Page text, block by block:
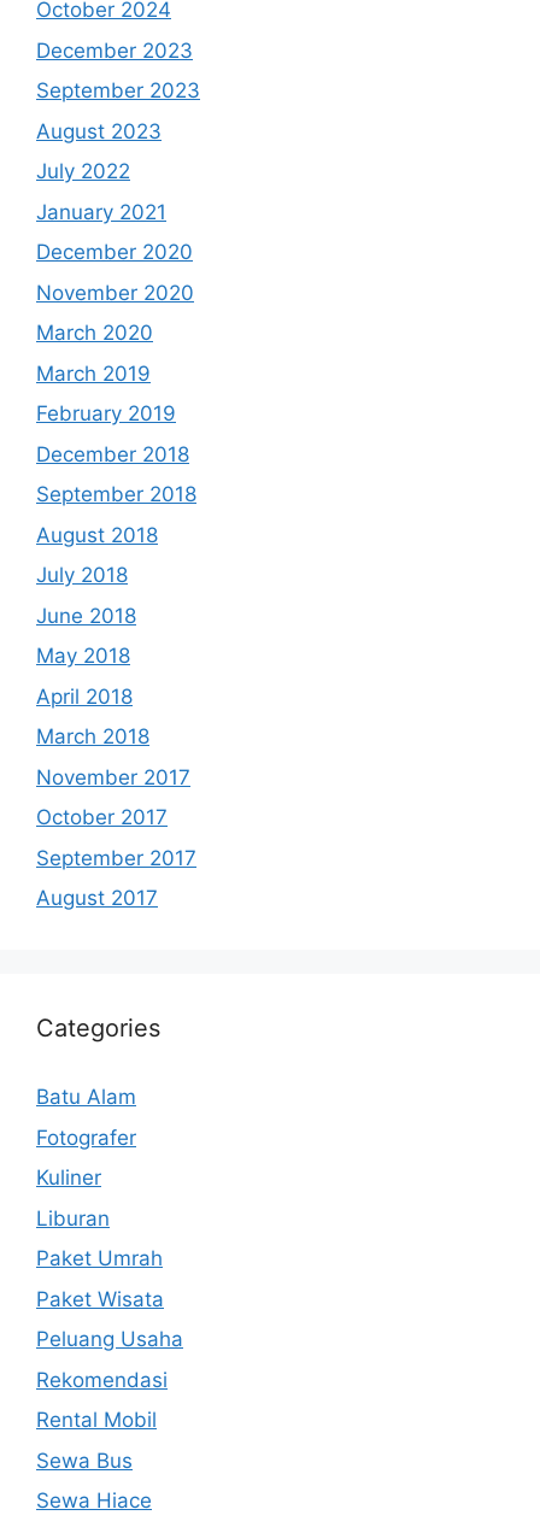
October 2024
December 2023
September 2023
August 2023
July 2022
January 2021
December 2020
November 2020
March 2020
March 2019
February 2019
December 2018
September 2018
August 2018
July 2018
June 2018
May 2018
April 2018
March 2018
November 2017
October 2017
September 2017
August 2017
Categories
Batu Alam
Fotografer
Kuliner
Liburan
Paket Umrah
Paket Wisata
Peluang Usaha
Rekomendasi
Rental Mobil
Sewa Bus
Sewa Hiace